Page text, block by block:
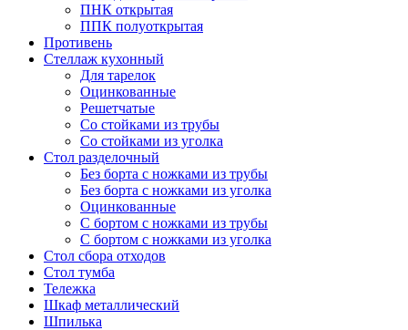
ПНК открытая
ППК полуоткрытая
Противень
Стеллаж кухонный
Для тарелок
Оцинкованные
Решетчатые
Со стойками из трубы
Со стойками из уголка
Стол разделочный
Без борта с ножками из трубы
Без борта с ножками из уголка
Оцинкованные
С бортом с ножками из трубы
С бортом с ножками из уголка
Стол сбора отходов
Стол тумба
Тележка
Шкаф металлический
Шпилька